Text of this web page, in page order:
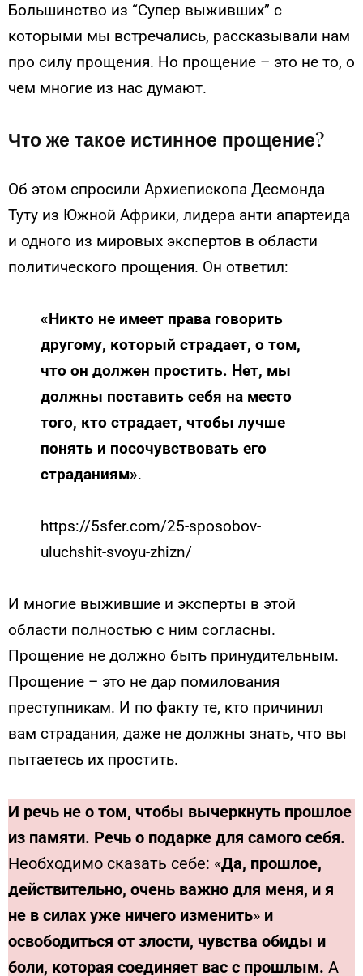
Большинство из “Cупер выживших” с
которыми мы встречались, рассказывали нам
про силу прощения. Но прощение – это не то, о
чем многие из нас думают.
Что же такое истинное прощение?
Об этом спросили Архиепископа Десмонда
Туту из Южной Африки, лидера анти апартеида
и одного из мировых экспертов в области
политического прощения. Он ответил:
«Никто не имеет права говорить
другому, который страдает, о том,
что он должен простить. Нет, мы
должны поставить себя на место
того, кто страдает, чтобы лучше
понять и посочувствовать его
страданиям».
https://5sfer.com/25-sposobov-
uluchshit-svoyu-zhizn/
И многие выжившие и эксперты в этой
области полностью с ним согласны.
Прощение не должно быть принудительным.
Прощение – это не дар помилования
преступникам. И по факту те, кто причинил
вам страдания, даже не должны знать, что вы
пытаетесь их простить.
И речь не о том, чтобы вычеркнуть прошлое
из памяти. Речь о подарке для самого себя.
Необходимо сказать себе: «Да, прошлое,
действительно, очень важно для меня, и я
не в силах уже ничего изменить» и
освободиться от злости, чувства обиды и
боли, которая соединяет вас с прошлым. А